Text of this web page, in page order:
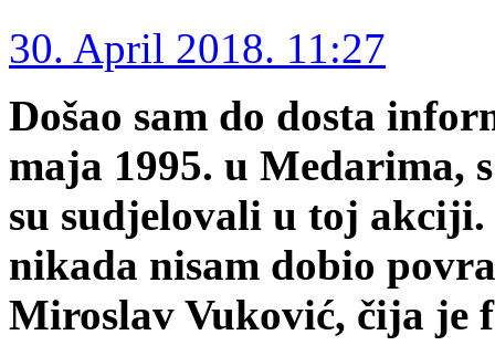
30. April 2018. 11:27
Došao sam do dosta
maja 1995. u Medarima,
su sudjelovali u toj
nikada nisam dobio
Miroslav Vuković, čija je